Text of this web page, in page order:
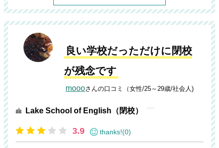
良い学校だっただけに閉校
が残念です
moooさんの口コミ（女性/25～29歳/社会人)
Lake School of English（閉校）
3.9 thanks!(0)